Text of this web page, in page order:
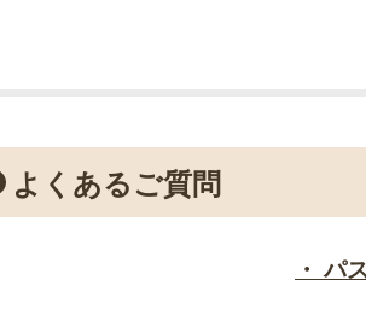
よくあるご質問
・ パ